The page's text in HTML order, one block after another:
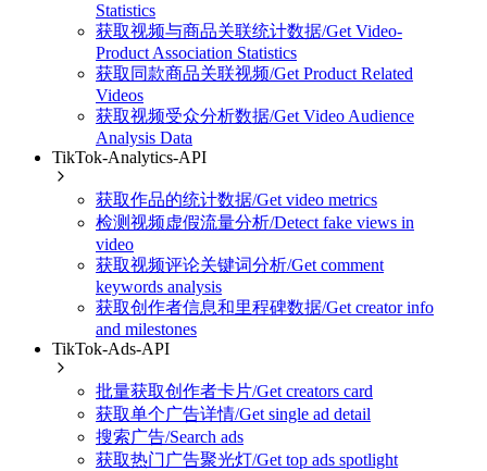
Statistics
获取视频与商品关联统计数据/Get Video-
Product Association Statistics
获取同款商品关联视频/Get Product Related
Videos
获取视频受众分析数据/Get Video Audience
Analysis Data
TikTok-Analytics-API
获取作品的统计数据/Get video metrics
检测视频虚假流量分析/Detect fake views in
video
获取视频评论关键词分析/Get comment
keywords analysis
获取创作者信息和里程碑数据/Get creator info
and milestones
TikTok-Ads-API
批量获取创作者卡片/Get creators card
获取单个广告详情/Get single ad detail
搜索广告/Search ads
获取热门广告聚光灯/Get top ads spotlight